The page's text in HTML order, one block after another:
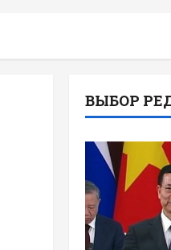
ВЫБОР